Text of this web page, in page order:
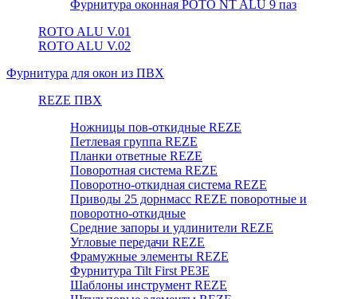
Фурнитура оконная РОТО NT ALU 9 паз
ROTO ALU V.01
ROTO ALU V.02
Фурнитура для окон из ПВХ
REZE ПВХ
Ножницы пов-откидные REZE
Петлевая группа REZE
Планки ответные REZE
Поворотная система REZE
Поворотно-откидная система REZE
Приводы 25 дорнмасс REZE поворотные и
поворотно-откидные
Средние запоры и удлинители REZE
Угловые передачи REZE
Фрамужные элементы REZE
Фурнитура Tilt First РЕЗЕ
Шаблоны инструмент REZE